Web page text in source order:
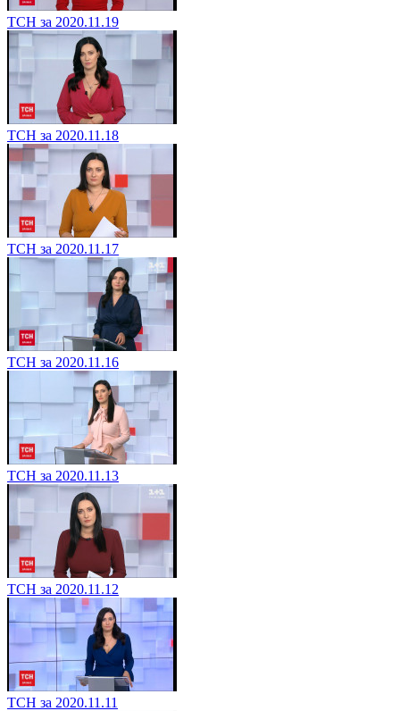
ТСН за 2020.11.19
ТСН за 2020.11.18
ТСН за 2020.11.17
ТСН за 2020.11.16
ТСН за 2020.11.13
ТСН за 2020.11.12
ТСН за 2020.11.11